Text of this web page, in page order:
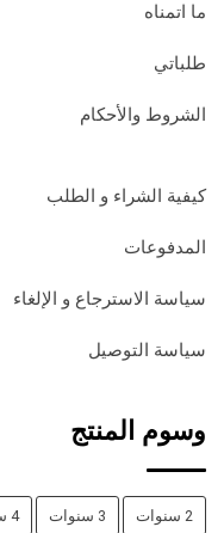
ما اتمناه
طلباتي
الشروط والأحكام
كيفية الشراء و الطلب
المدفوعات
سياسة الاسترجاع و الإلغاء
سياسة التوصيل
وسوم المنتج
2 سنوات 3 سنوات 4 سنوات